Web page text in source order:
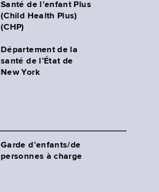
Santé de l’enfant Plus
(Child Health Plus)
(CHP)
Département de la
santé de l’État de
New York
Garde d’enfants/de
personnes à charge